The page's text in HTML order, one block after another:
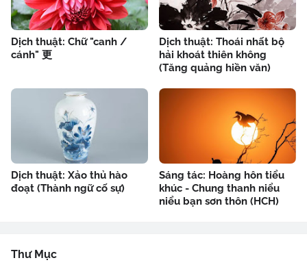
Dịch thuật: Chữ "canh /
cánh" 更
Dịch thuật: Thoái nhất bộ
hải khoát thiên không
(Tăng quảng hiền văn)
Dịch thuật: Xảo thủ hào
đoạt (Thành ngữ cố sự)
Sáng tác: Hoàng hôn tiểu
khúc - Chung thanh niểu
niểu bạn sơn thôn (HCH)
Thư Mục